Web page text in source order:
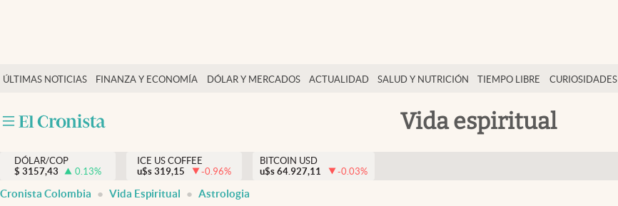
ÚLTIMAS NOTICIAS FINANZA Y ECONOMÍA DÓLAR Y MERCADOS ACTUALIDAD SALUD Y NUTRICIÓN TIEMPO LIBRE CURIOSIDADES
Vida espiritual
Salud y nutrición
Tiempo libre
Dólar y mercados
DÓLAR/COP
$ 3157,43 0.13%
ICE US COFFEE
u$s 319,15 -0.96%
BITCOIN USD
u$s 64.927,11 -0.03%
Cronista Colombia Vida Espiritual Astrologia